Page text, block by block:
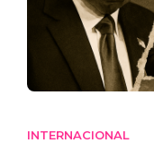
INTERNACIONAL